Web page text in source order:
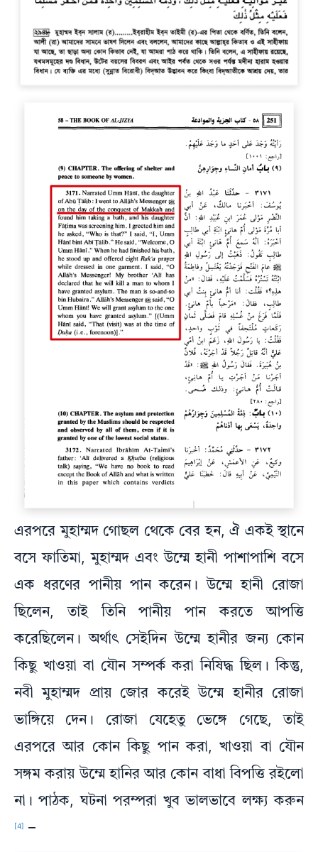
এরপরে মুহাম্মদ গোছল থেকে বের হন, ঐ একই স্থানে
বসে ফাতিমা, মুহাম্মদ এবং উম্মে হানী পাশাপাশি বসে
এক ধরণের পানীয় পান করেন। উম্মে হানী রোজা
ছিলেন, তাই তিনি পানীয় পান করতে আপত্তি
করেছিলেন। অর্থাৎ সেইদিন উম্মে হানীর জন্য কোন
কিছু খাওয়া বা যৌন সম্পর্ক করা নিষিদ্ধ ছিল। কিন্তু,
নবী মুহাম্মদ প্রায় জোর করেই উম্মে হানীর রোজা
ভাঙ্গিয়ে দেন। রোজা যেহেতু ভেঙ্গে গেছে, তাই
এরপরে আর কোন কিছু পান করা, খাওয়া বা যৌন
সঙ্গম করায় উম্মে হানির আর কোন বাধা বিপত্তি রইলো
না। পাঠক, ঘটনা পরম্পরা খুব ভালভাবে লক্ষ্য করুন
[4] –